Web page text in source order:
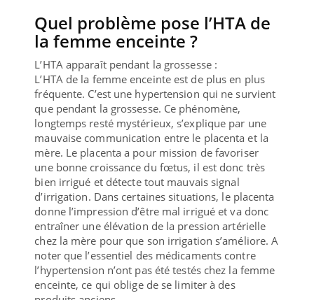
Quel problème pose l’HTA de
la femme enceinte ?
L’HTA apparaît pendant la grossesse :
L’HTA de la femme enceinte est de plus en plus
fréquente. C’est une hypertension qui ne survient
que pendant la grossesse. Ce phénomène,
longtemps resté mystérieux, s’explique par une
mauvaise communication entre le placenta et la
mère. Le placenta a pour mission de favoriser
une bonne croissance du fœtus, il est donc très
bien irrigué et détecte tout mauvais signal
d’irrigation. Dans certaines situations, le placenta
donne l’impression d’être mal irrigué et va donc
entraîner une élévation de la pression artérielle
chez la mère pour que son irrigation s’améliore. A
noter que l’essentiel des médicaments contre
l’hypertension n’ont pas été testés chez la femme
enceinte, ce qui oblige de se limiter à des